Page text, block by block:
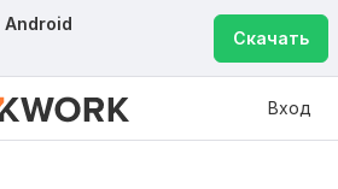
Android
Скачать
Вход